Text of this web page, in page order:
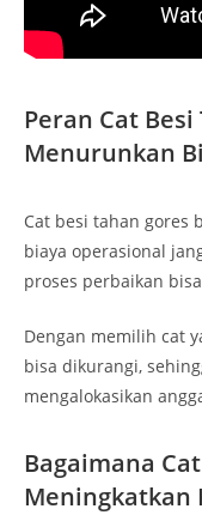
Peran Cat
Menurunkan
Cat besi tahan gores
biaya operasional
proses perbaikan
Dengan memilih cat
bisa dikurangi,
mengalokasikan
Bagaimana
Meningkatkan